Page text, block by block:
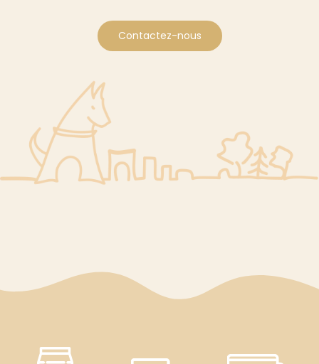
Contactez-nous